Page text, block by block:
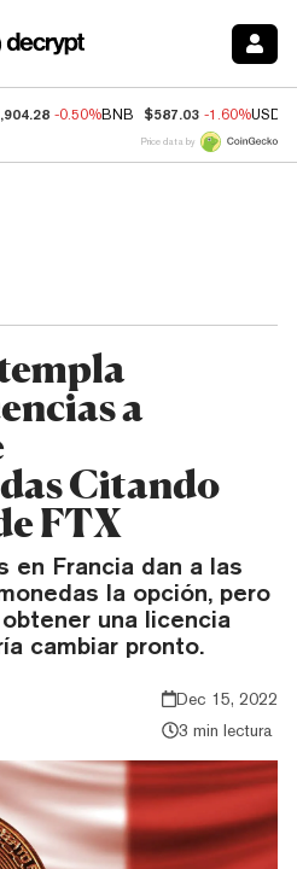
-0.50%BNB $587.03 -1.60%USDC
Price data by
a
Citando
FTX
en Francia dan a las
la opción, pero
una licencia
cambiar pronto.
Dec 15, 2022
3 min lectura